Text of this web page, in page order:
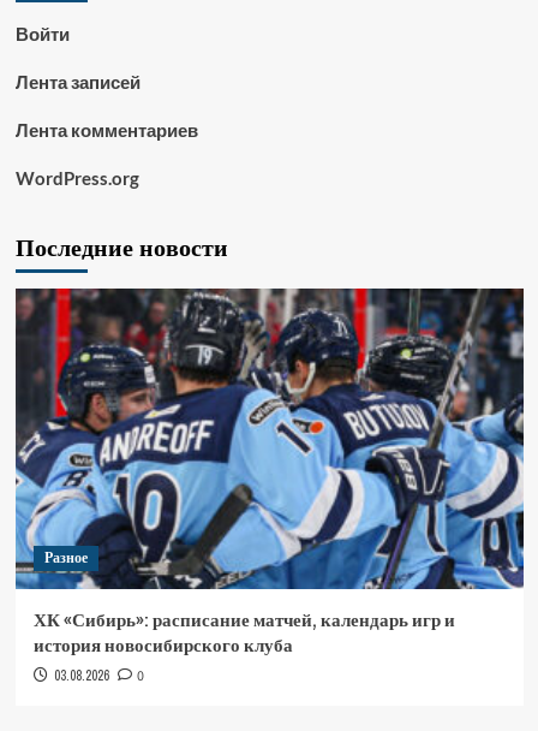
Войти
Лента записей
Лента комментариев
WordPress.org
Последние новости
Разное
ХК «Сибирь»: расписание матчей, календарь игр и
история новосибирского клуба
03.08.2026 0